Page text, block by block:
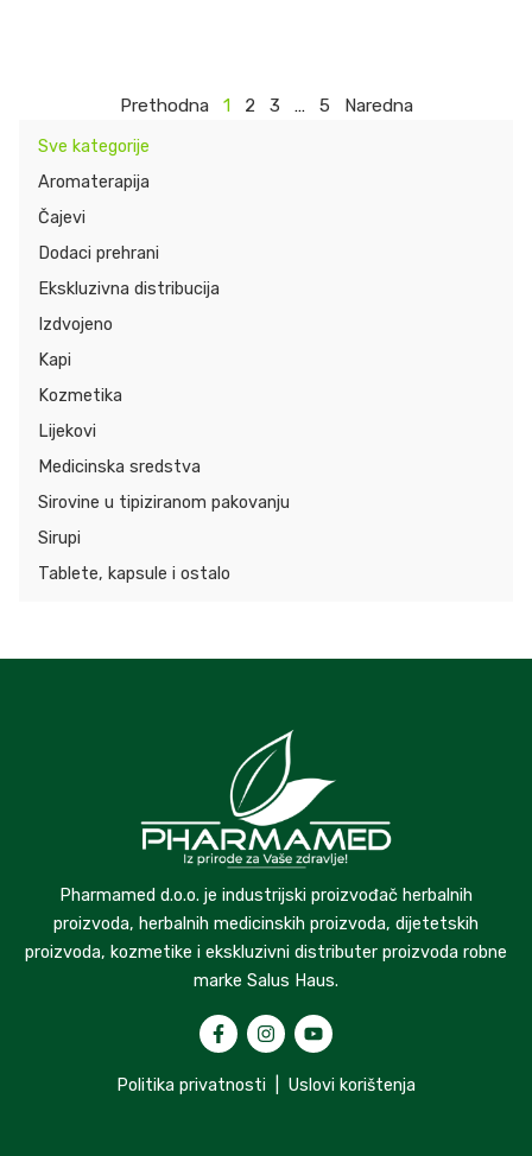
Aromaterapija
Čajevi
Dodaci prehrani
Ekskluzivna distribucija
Izdvojeno
Kapi
Kozmetika
Lijekovi
Medicinska sredstva
Sirovine u tipiziranom pakovanju
Sirupi
Tablete, kapsule i ostalo
Sve kategorije
Prethodna 1 2 3 … 5 Naredna
Pharmamed d.o.o. je industrijski proizvođač herbalnih
proizvoda, herbalnih medicinskih proizvoda, dijetetskih
proizvoda, kozmetike i ekskluzivni distributer proizvoda robne
marke Salus Haus.
Politika privatnosti Uslovi korištenja